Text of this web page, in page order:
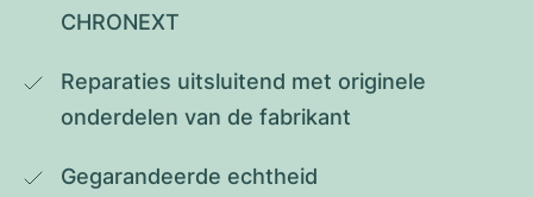
CHRONEXT
Reparaties uitsluitend met originele
onderdelen van de fabrikant
Gegarandeerde echtheid